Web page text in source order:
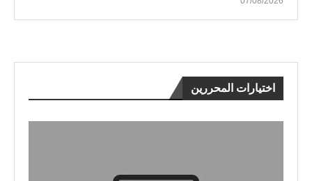
اختيارات المحررين